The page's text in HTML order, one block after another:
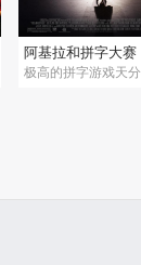
阿基拉和拼字大赛
极高的拼字游戏天分